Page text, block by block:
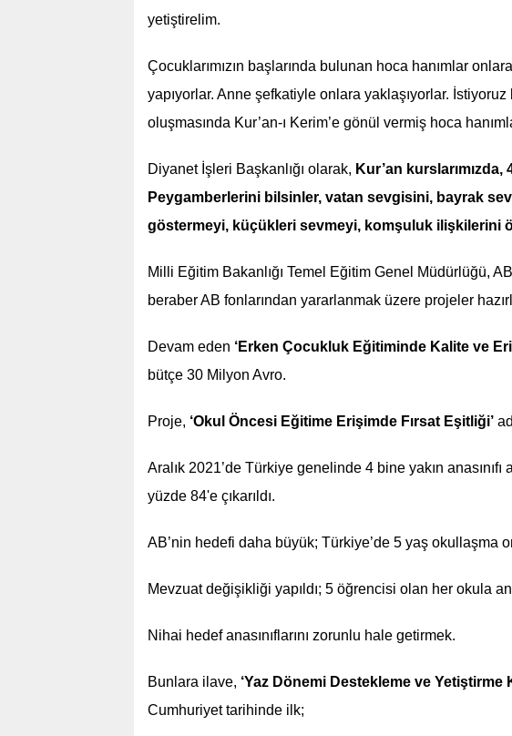
yetiştirelim.
Çocuklarımızın başlarında bulunan hoca hanımlar
yapıyorlar. Anne şefkatiyle onlara yaklaşıyorlar.
oluşmasında Kur’an-ı Kerim’e gönül vermiş hoca
Diyanet İşleri Başkanlığı olarak, Kur’an
Peygamberlerini bilsinler, vatan sevgisini, bayrak
göstermeyi, küçükleri sevmeyi, komşuluk ilişkilerini
Milli Eğitim Bakanlığı Temel Eğitim Genel Müdürlüğü,
beraber AB fonlarından yararlanmak üzere projeler
Devam eden ‘Erken Çocukluk Eğitiminde Kalite ve
bütçe 30 Milyon Avro.
Proje, ‘Okul Öncesi Eğitime Erişimde Fırsat Eşitliği’
Aralık 2021’de Türkiye genelinde 4 bine yakın
yüzde 84'e çıkarıldı.
AB’nin hedefi daha büyük; Türkiye’de 5 yaş okullaşma
Mevzuat değişikliği yapıldı; 5 öğrencisi olan her okula
Nihai hedef anasınıflarını zorunlu hale getirmek.
Bunlara ilave, ‘Yaz Dönemi Destekleme ve Yetiştirme
Cumhuriyet tarihinde ilk;